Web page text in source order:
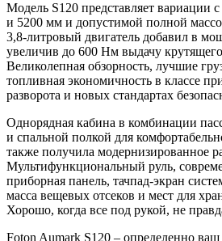
Модель S120 представляет вариации
и 5200 мм и допустимой полной
3,8-литровый двигатель добавил в
увеличив до 600 Нм выдачу
Великолепная обзорность, лучшие
топливная экономичность в классе
разворота и новых стандартах
Однорядная кабина в комбинации
и спальной полкой для
также получила модернизированное
Мультифункциональный руль,
приборная панель, тачпад-экран
масса вещевых отсеков и мест для
Хорошо, когда все под рукой, не
Foton Aumark S120 – определенно